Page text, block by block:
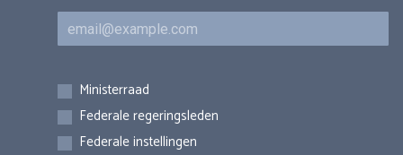
E-mail
Inschrijvingen
Ministerraad
Federale regeringsleden
Federale instellingen